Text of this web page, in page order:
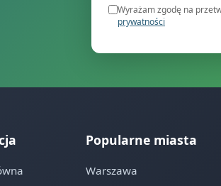
Wyrażam zgodę na
prywatności
Popularne miasta
Warszawa